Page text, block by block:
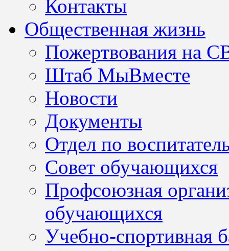
Контакты
Общественная жизнь
Пожертвования на
Штаб МыВместе
Новости
Документы
Отдел по
Совет обучающихся
Профсоюзная
обучающихся
Учебно-спортивная